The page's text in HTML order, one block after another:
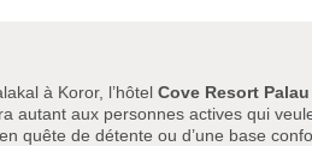
à Koror, l’hôtel Cove Resort Palau
autant aux personnes actives qui
quête de détente ou d’une base